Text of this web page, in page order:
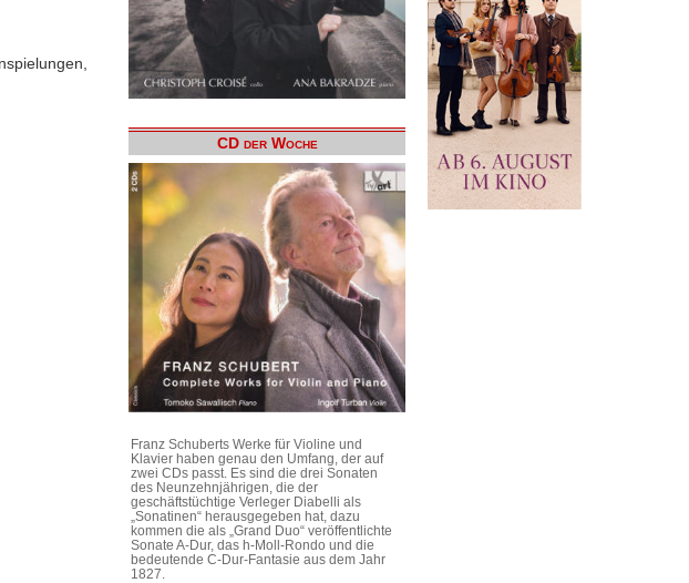
CD der Woche
Franz Schuberts Werke für Violine und
Klavier haben genau den Umfang, der auf
zwei CDs passt. Es sind die drei Sonaten
des Neunzehnjährigen, die der
geschäftstüchtige Verleger Diabelli als
„Sonatinen“ herausgegeben hat, dazu
kommen die als „Grand Duo“ veröffentlichte
Sonate A-Dur, das h-Moll-Rondo und die
bedeutende C-Dur-Fantasie aus dem Jahr
1827.